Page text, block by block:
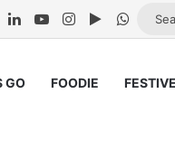
LinkedInYouTubeInstagramGoogle
GO FOODIE